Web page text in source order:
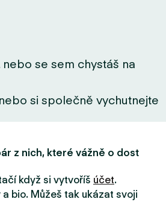
se sem chystáš na
si společně vychutnejte
z nich, které vážně o dost
když si vytvoříš účet.
bio. Můžeš tak ukázat svoji